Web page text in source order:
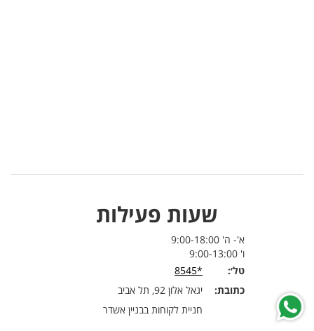
שעות פעילות
א'- ה' 9:00-18:00
ו' 9:00-13:00
טל׳:
*8545
כתובת:
יגאל אלון 92, תל אביב
חניית לקוחות בבניין אשדר